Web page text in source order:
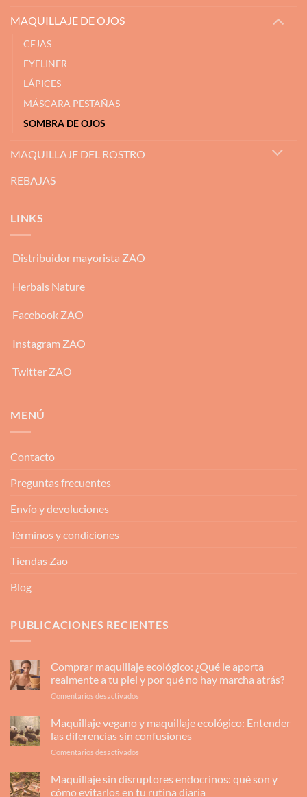
MAQUILLAJE DE OJOS
CEJAS
EYELINER
LÁPICES
MÁSCARA PESTAÑAS
SOMBRA DE OJOS
MAQUILLAJE DEL ROSTRO
REBAJAS
LINKS
Distribuidor mayorista ZAO
Herbals Nature
Facebook ZAO
Instagram ZAO
Twitter ZAO
MENÚ
Contacto
Preguntas frecuentes
Envío y devoluciones
Términos y condiciones
Tiendas Zao
Blog
PUBLICACIONES RECIENTES
Comprar maquillaje ecológico: ¿Qué le aporta
realmente a tu piel y por qué no hay marcha atrás?
Comentarios desactivados
ecológico:
¿Qué
realmente
Maquillaje vegano y maquillaje ecológico: Entender
las diferencias sin confusiones
Comentarios desactivados
vegano
Maquillaje sin disruptores endocrinos: qué son y
cómo evitarlos en tu rutina diaria